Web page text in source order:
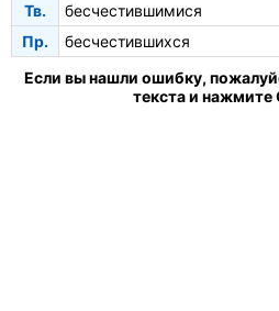
Тв.
бесчестившимися
Пр.
бесчестившихся
Если вы нашли ошибку,
текста и нажмите